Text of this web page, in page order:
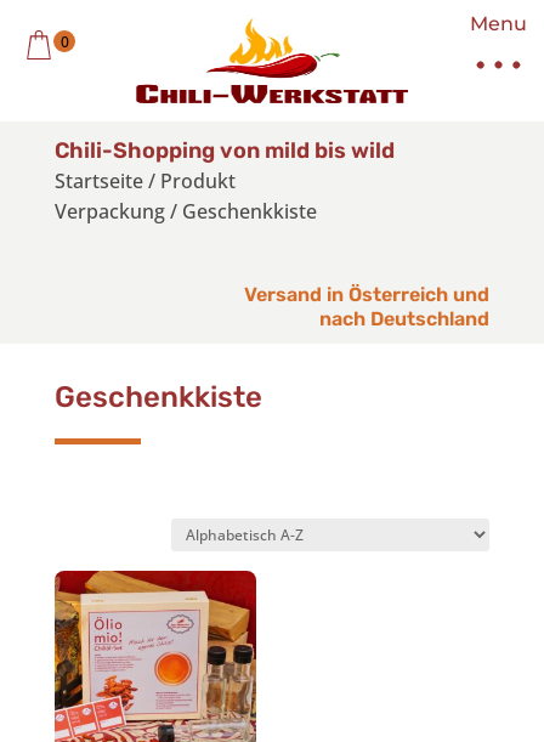
Menu
0
Chili-Shopping von mild bis wild
Startseite/ Produkt
Verpackung/ Geschenkkiste
Versand in Österreich und
nach Deutschland
Geschenkkiste